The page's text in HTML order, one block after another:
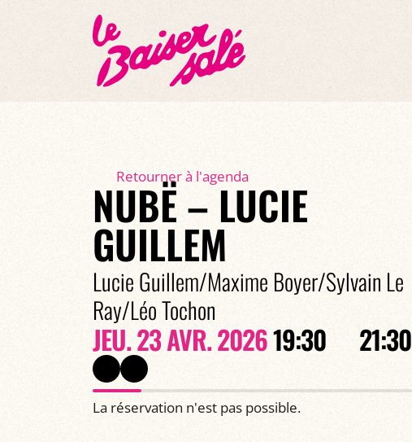
Retourner à l'agenda
NUBË – LUCIE
GUILLEM
Lucie Guillem/Maxime Boyer/Sylvain Le
Ray/Léo Tochon
JEU. 23 AVR. 202619:30 21:30
La réservation n'est pas possible.